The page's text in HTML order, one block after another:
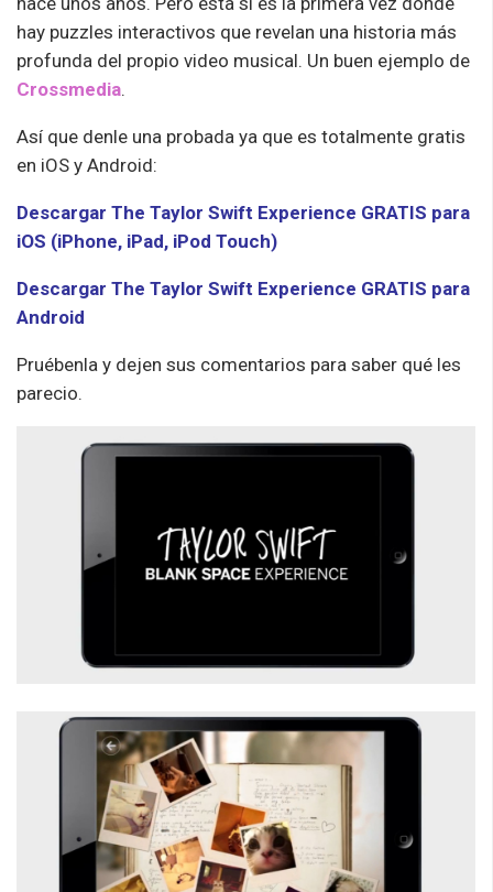
hay puzzles interactivos que revelan una historia más
profunda del propio video musical. Un buen ejemplo de
Crossmedia.
Así que denle una probada ya que es totalmente gratis
en iOS y Android:
Descargar The Taylor Swift Experience GRATIS para
iOS (iPhone, iPad, iPod Touch)
Descargar The Taylor Swift Experience GRATIS para
Android
Pruébenla y dejen sus comentarios para saber qué les
parecio.